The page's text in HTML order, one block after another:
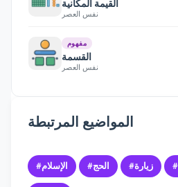
المواضيع المرتبطة
#الإسلام #الحج #زيارة
القيمة المكانية
نفس العصر
مفهوم
القسمة
نفس العصر